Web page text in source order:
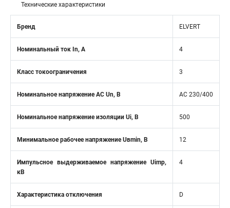
Технические характеристики
Бренд ELVERT
Номинальный ток In, А 4
Класс токоограничения 3
Номинальное напряжение АС Un, В AC 230/400
Номинальное напряжение изоляции Ui, В 500
Минимальное рабочее напряжение Uвmin, B 12
Импульсное выдерживаемое напряжение Uimp,
кВ
4
Характеристика отключения D